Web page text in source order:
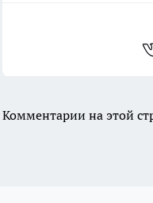
Комментарии на этой